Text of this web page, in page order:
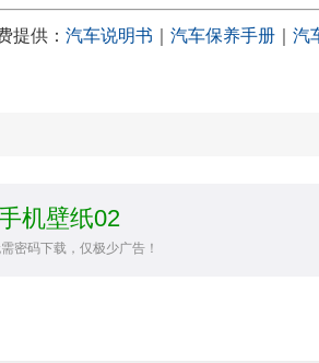
提供： 汽车说明书 汽车保养手册 汽
机壁纸02
密码下载，仅极少广告！